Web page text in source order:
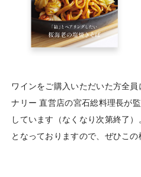
ワインをご購入いただいた方全
ナリー 直営店の宮石総料理長が
しています（なくなり次第終了
となっておりますので、ぜひこの